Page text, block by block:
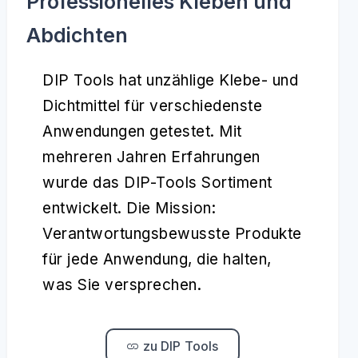
Abdichten
DIP Tools hat unzählige Klebe- und
Dichtmittel für verschiedenste
Anwendungen getestet. Mit
mehreren Jahren Erfahrungen
wurde das DIP-Tools Sortiment
entwickelt. Die Mission:
Verantwortungsbewusste Produkte
für jede Anwendung, die halten,
was Sie versprechen.
zu DIP Tools